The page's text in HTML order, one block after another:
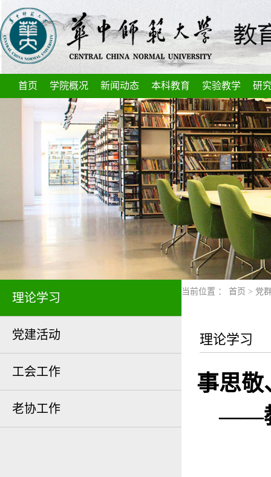
首页 学院概况 新闻动态 本科教育 实验教学 研
理论学习
党建活动
工会工作
老协工作
当前位置 ： 首页 > 党
理论学习
事思敬
——